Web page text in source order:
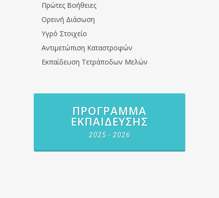
Πρώτες Βοήθειες
Ορεινή Διάσωση
Υγρό Στοιχείο
Αντιμετώπιση Καταστροφών
Εκπαίδευση Τετράποδων Μελών
ΠΡΌΓΡΑΜΜΑ
ΕΚΠΑΊΔΕΥΣΗΣ
2025 - 2026